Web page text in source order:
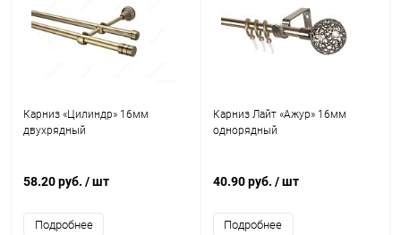
Карниз «Цилиндр» 16мм
двухрядный
58.20 руб. / шт
Подробнее
Карниз Лайт «Ажур» 16мм
однорядный
40.90 руб. / шт
Подробнее